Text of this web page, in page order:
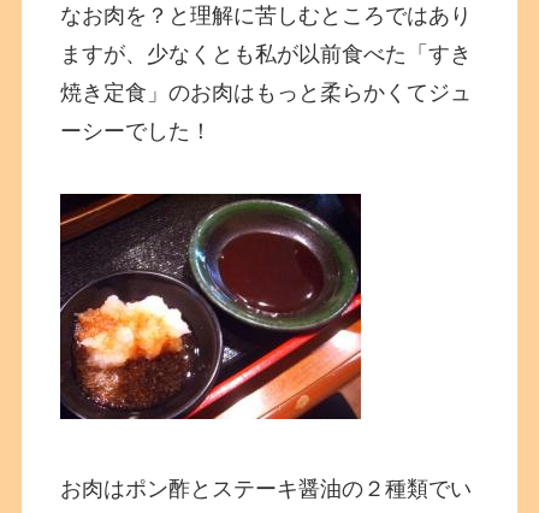
なお肉を？と理解に苦しむところではあり
ますが、少なくとも私が以前食べた「すき
焼き定食」のお肉はもっと柔らかくてジュ
ーシーでした！
お肉はポン酢とステーキ醤油の２種類でい